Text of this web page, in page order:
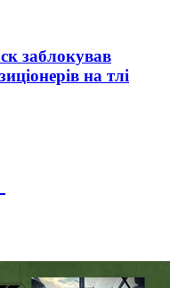
заблокував
на тлі